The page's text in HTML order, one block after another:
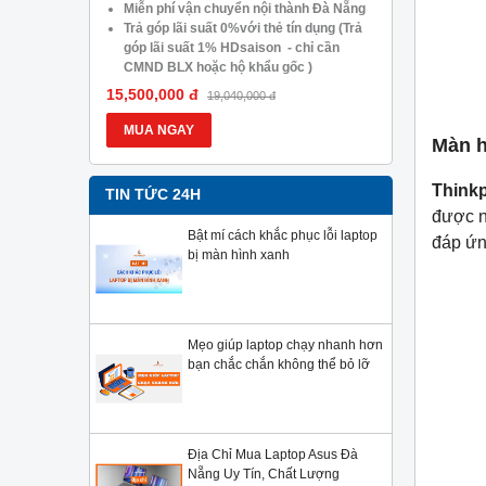
Miễn phí vận chuyển nội thành Đà Nẵng
Trả góp lãi suất 0%với thẻ tín dụng (Trả
góp lãi suất 1% HDsaison - chỉ cần
CMND BLX hoặc hộ khẩu gốc )
Giảm 20%khi nâng cấp Ram-SSD
Giảm giá trực tiếp đối với khách hàng ở
xa, HSSV . Săn 10.000 Voucher Giảm
Giá 500.000đ
15,500,000 đ 19,040,000 đ
MUA NGAY
Trả góp
CMND
Giảm
TIN TỨC 24H
Bật mí cách khắc phục lỗi laptop
bị màn hình xanh
Mẹo giúp laptop chạy nhanh hơn
bạn chắc chắn không thể bỏ lỡ
Địa Chỉ Mua Laptop Asus Đà
Nẵng Uy Tín, Chất Lượng
Màn
được
đáp